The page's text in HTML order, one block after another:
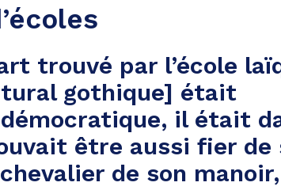
trouvé par l’école
gothique] était
il était
être aussi fier
de son